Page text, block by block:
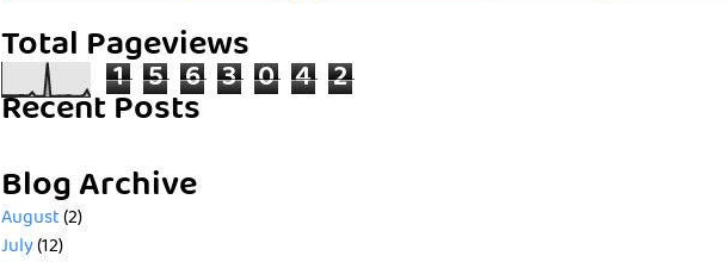
Total Pageviews
1 5 6 3 0 4 2
Recent Posts
Blog Archive
August(2)
July(12)